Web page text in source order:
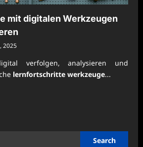
mit digitalen Werkzeugen
2025
verfolgen, analysieren und
lernfortschritte werkzeuge...